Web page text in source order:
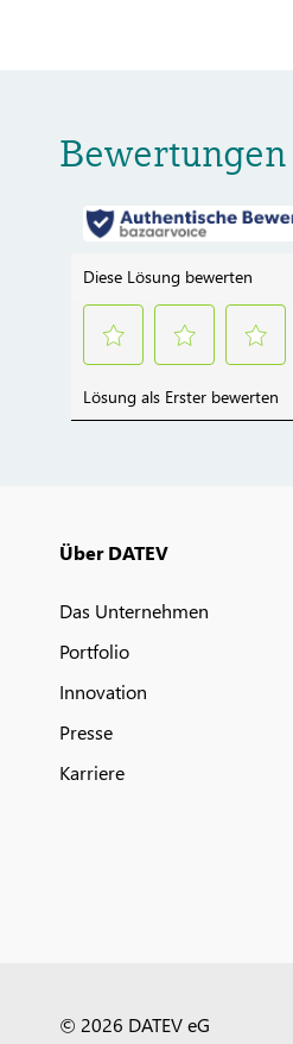
Bewertungen
Über DATEV
Das Unternehmen
Portfolio
Innovation
Presse
Karriere
© 2026 DATEV eG